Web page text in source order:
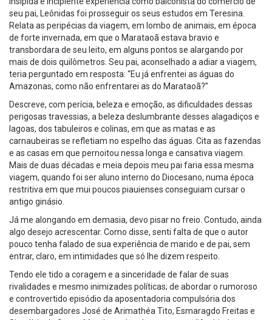
seu pai, Leônidas foi prosseguir os seus estudos em Teresina.
Relata as peripécias da viagem, em lombo de animais, em época
de forte invernada, em que o Marataoã estava bravio e
transbordara de seu leito, em alguns pontos se alargando por
mais de dois quilômetros. Seu pai, aconselhado a adiar a viagem,
teria perguntado em resposta: “Eu já enfrentei as águas do
Amazonas, como não enfrentarei as do Marataoã?”
Descreve, com perícia, beleza e emoção, as dificuldades dessas
perigosas travessias, a beleza deslumbrante desses alagadiços e
lagoas, dos tabuleiros e colinas, em que as matas e as
carnaubeiras se refletiam no espelho das águas. Cita as fazendas
e as casas em que pernoitou nessa longa e cansativa viagem.
Mais de duas décadas e meia depois meu pai faria essa mesma
viagem, quando foi ser aluno interno do Diocesano, numa época
restritiva em que mui poucos piauienses conseguiam cursar o
antigo ginásio.
Já me alongando em demasia, devo pisar no freio. Contudo, ainda
algo desejo acrescentar. Como disse, senti falta de que o autor
pouco tenha falado de sua experiência de marido e de pai, sem
entrar, claro, em intimidades que só lhe dizem respeito.
Tendo ele tido a coragem e a sinceridade de falar de suas
rivalidades e mesmo inimizades políticas; de abordar o rumoroso
e controvertido episódio da aposentadoria compulsória dos
desembargadores José de Arimathéa Tito, Esmaragdo Freitas e